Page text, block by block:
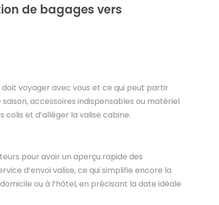
de bagages vers
voyager avec vous et ce qui peut partir
accessoires indispensables ou matériel
colis et d’alléger la valise cabine.
pour avoir un aperçu rapide des
d’envoi valise, ce qui simplifie encore la
ou à l’hôtel, en précisant la date idéale